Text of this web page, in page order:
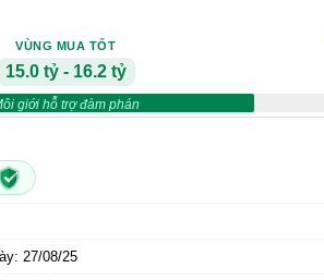
VÙNG MUA TỐT
15.0 tỷ - 16.2 tỷ
giới hỗ trợ đàm phán
27/08/25